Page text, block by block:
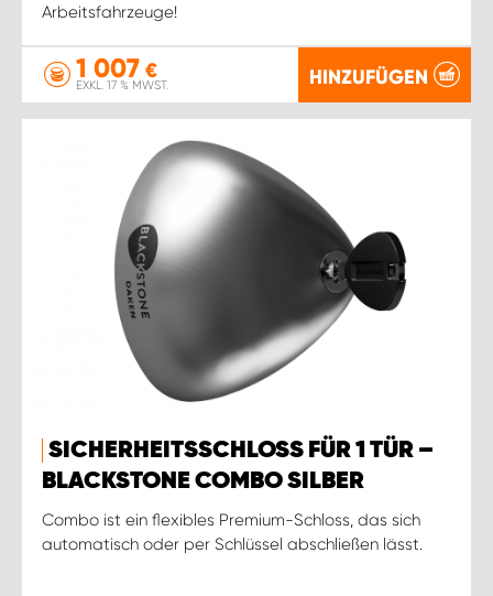
Arbeitsfahrzeuge!
1 007 €
EXKL. 17 % MWST. HINZUFÜGEN
SICHERHEITSSCHLOSS FÜR 1 TÜR –
BLACKSTONE COMBO SILBER
Combo ist ein flexibles Premium-Schloss, das sich
automatisch oder per Schlüssel abschließen lässt.